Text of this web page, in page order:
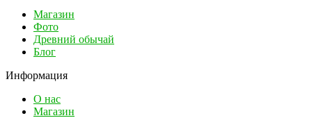
Магазин
Фото
Древний обычай
Блог
Информация
О нас
Магазин